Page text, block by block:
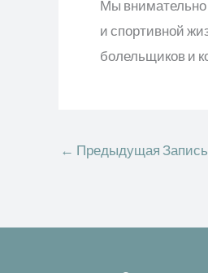
Мы внимательно
и спортивной
болельщиков и
← Предыдущая Запись